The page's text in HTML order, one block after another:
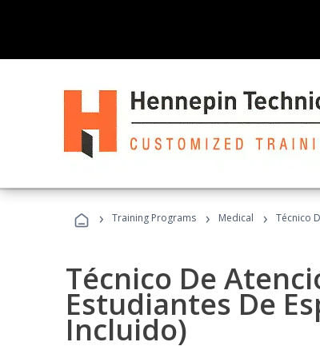
› Training Programs › Medical › Técnico
Técnico De
Estudiantes De
Incluido)